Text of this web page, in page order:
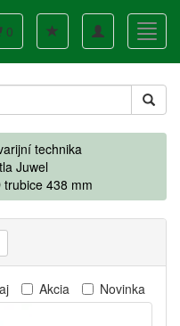
Toggle
navigation
0
technika
Juwel
trubice 438 mm
Akcia Novinka